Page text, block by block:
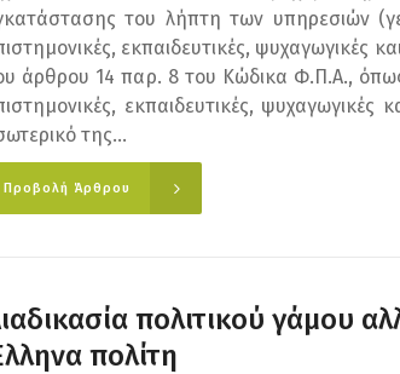
του λήπτη των υπηρεσιών
εκπαιδευτικές, ψυχαγωγικές
άρθρου 14 παρ. 8 του Κώδικα Φ.Π.Α., όπως
εκπαιδευτικές,
της...
Προβολή Άρθρου
πολιτικού γάμου
πολίτη